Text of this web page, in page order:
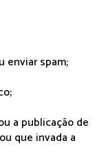
enviar spam;
a publicação de
que invada a